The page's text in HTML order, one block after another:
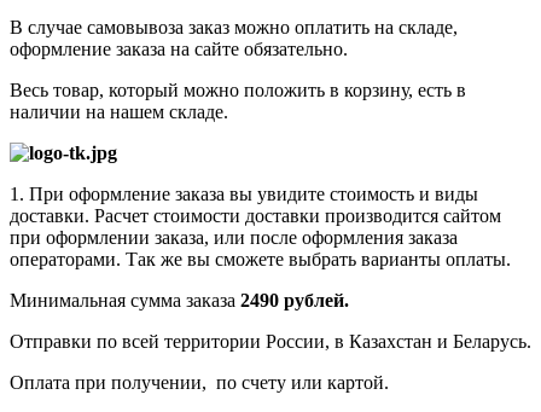
В случае самовывоза заказ можно оплатить на складе,
оформление заказа на сайте обязательно.
Весь товар, который можно положить в корзину, есть в
наличии на нашем складе.
1. При оформление заказа вы увидите стоимость и виды
доставки. Расчет стоимости доставки производится сайтом
при оформлении заказа, или после оформления заказа
операторами. Так же вы сможете выбрать варианты оплаты.
Минимальная сумма заказа 2490 рублей.
Отправки по всей территории России, в Казахстан и Беларусь.
Оплата при получении, по счету или картой.